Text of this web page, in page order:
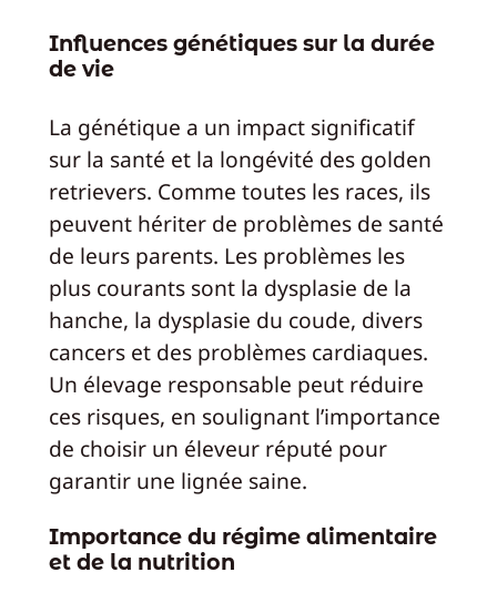
Influences génétiques sur la durée
de vie
La génétique a un impact significatif
sur la santé et la longévité des golden
retrievers. Comme toutes les races, ils
peuvent hériter de problèmes de santé
de leurs parents. Les problèmes les
plus courants sont la dysplasie de la
hanche, la dysplasie du coude, divers
cancers et des problèmes cardiaques.
Un élevage responsable peut réduire
ces risques, en soulignant l’importance
de choisir un éleveur réputé pour
garantir une lignée saine.
Importance du régime alimentaire
et de la nutrition